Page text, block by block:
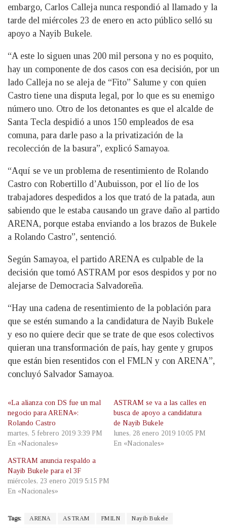
embargo, Carlos Calleja nunca respondió al llamado y la
tarde del miércoles 23 de enero en acto público selló su
apoyo a Nayib Bukele.
“A este lo siguen unas 200 mil persona y no es poquito,
hay un componente de dos casos con esa decisión, por un
lado Calleja no se aleja de “Fito” Salume y con quien
Castro tiene una disputa legal, por lo que es su enemigo
número uno. Otro de los detonantes es que el alcalde de
Santa Tecla despidió a unos 150 empleados de esa
comuna, para darle paso a la privatización de la
recolección de la basura”, explicó Samayoa.
“Aquí se ve un problema de resentimiento de Rolando
Castro con Robertillo d’Aubuisson, por el lío de los
trabajadores despedidos a los que trató de la patada, aun
sabiendo que le estaba causando un grave daño al partido
ARENA, porque estaba enviando a los brazos de Bukele
a Rolando Castro”, sentenció.
Según Samayoa, el partido ARENA es culpable de la
decisión que tomó ASTRAM por esos despidos y por no
alejarse de Democracia Salvadoreña.
“Hay una cadena de resentimiento de la población para
que se estén sumando a la candidatura de Nayib Bukele
y eso no quiere decir que se trate de que esos colectivos
quieran una transformación de país, hay gente y grupos
que están bien resentidos con el FMLN y con ARENA”,
concluyó Salvador Samayoa.
«La alianza con DS fue un mal
negocio para ARENA»:
Rolando Castro
martes, 5 febrero 2019 3:39 PM
En «Nacionales»
ASTRAM se va a las calles en
busca de apoyo a candidatura
de Nayib Bukele
lunes, 28 enero 2019 10:05 PM
En «Nacionales»
ASTRAM anuncia respaldo a
Nayib Bukele para el 3F
miércoles, 23 enero 2019 5:15 PM
En «Nacionales»
Tags: ARENA ASTRAM FMILN Nayib Bukele